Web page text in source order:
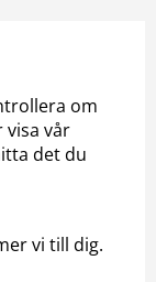
om
visa vår
det du
vi till dig.